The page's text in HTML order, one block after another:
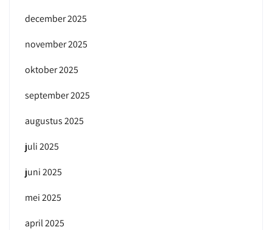
december 2025
november 2025
oktober 2025
september 2025
augustus 2025
juli 2025
juni 2025
mei 2025
april 2025